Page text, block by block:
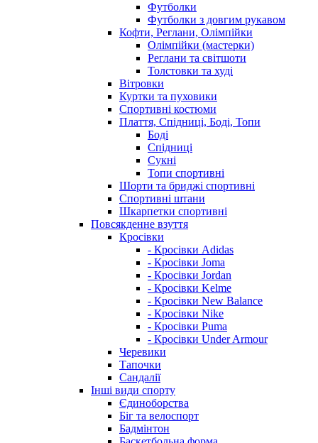
Футболки
Футболки з довгим рукавом
Кофти, Реглани, Олімпійки
Олімпійки (мастерки)
Реглани та світшоти
Толстовки та худі
Вітровки
Куртки та пуховики
Спортивні костюми
Плаття, Спідниці, Боді, Топи
Боді
Спідниці
Сукні
Топи спортивні
Шорти та бриджі спортивні
Спортивні штани
Шкарпетки спортивні
Повсякденне взуття
Кросівки
- Кросівки Adidas
- Кросівки Joma
- Кросівки Jordan
- Кросівки Kelme
- Кросівки New Balance
- Кросівки Nike
- Кросівки Puma
- Кросівки Under Armour
Черевики
Тапочки
Сандалії
Інші види спорту
Єдиноборства
Біг та велоспорт
Бадмінтон